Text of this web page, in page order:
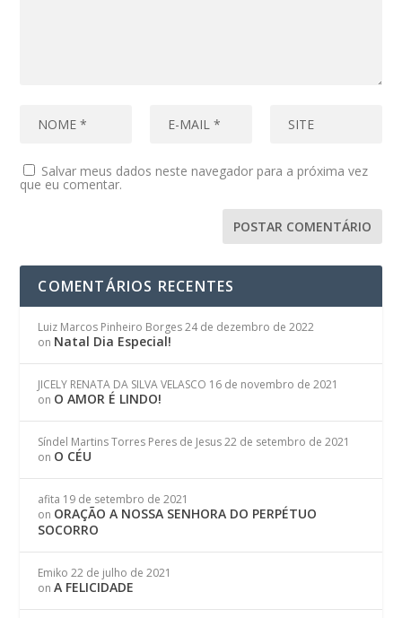
Salvar meus dados neste navegador para a próxima vez
que eu comentar.
COMENTÁRIOS RECENTES
Luiz Marcos Pinheiro Borges 24 de dezembro de 2022
on Natal Dia Especial!
JICELY RENATA DA SILVA VELASCO 16 de novembro de 2021
on O AMOR É LINDO!
Síndel Martins Torres Peres de Jesus 22 de setembro de 2021
on O CÉU
afita 19 de setembro de 2021
on ORAÇÃO A NOSSA SENHORA DO PERPÉTUO
SOCORRO
Emiko 22 de julho de 2021
onA FELICIDADE